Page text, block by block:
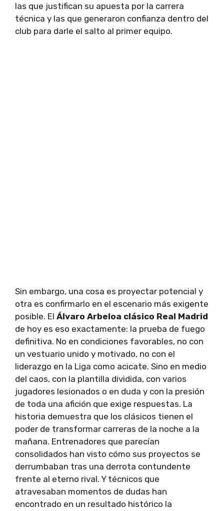
las que justifican su apuesta por la carrera
técnica y las que generaron confianza dentro del
club para darle el salto al primer equipo.
Sin embargo, una cosa es proyectar potencial y
otra es confirmarlo en el escenario más exigente
posible. El Álvaro Arbeloa clásico Real Madrid
de hoy es eso exactamente: la prueba de fuego
definitiva. No en condiciones favorables, no con
un vestuario unido y motivado, no con el
liderazgo en la Liga como acicate. Sino en medio
del caos, con la plantilla dividida, con varios
jugadores lesionados o en duda y con la presión
de toda una afición que exige respuestas. La
historia demuestra que los clásicos tienen el
poder de transformar carreras de la noche a la
mañana. Entrenadores que parecían
consolidados han visto cómo sus proyectos se
derrumbaban tras una derrota contundente
frente al eterno rival. Y técnicos que
atravesaban momentos de dudas han
encontrado en un resultado histórico la